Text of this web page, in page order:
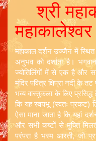
श्री
महाकाल दर्शन उज्जैन में स्थित
अनुभव को दर्शाता है।
ज्योतिर्लिंगों में से एक है और
मंदिर पवित्र क्षिप्रा नदी के
भव्य वास्तुकला के लिए प्रसिद्ध
कि यह स्वयंभू (स्वतः प्रकट)
ऐसा माना जाता है कि यहां
और सभी कष्टों से मुक्ति
परंपरा है भस्म आरती, जो